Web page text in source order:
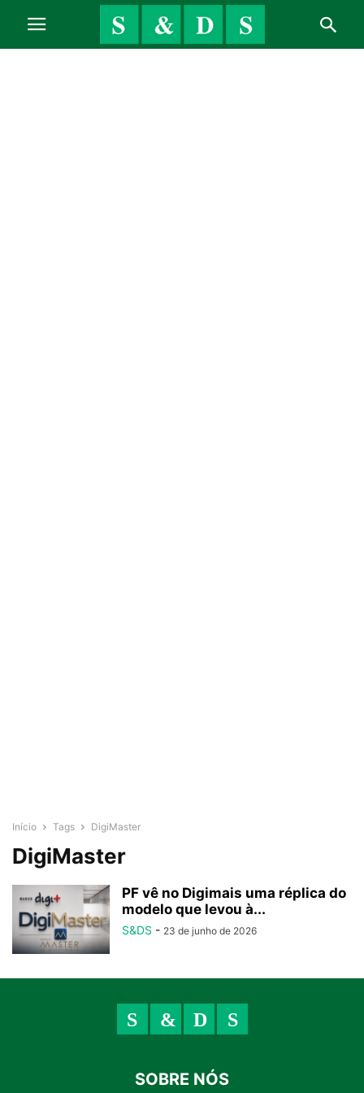
Início Tags DigiMaster
DigiMaster
PF vê no Digimais uma réplica do
modelo que levou à...
S&DS - 23 de junho de 2026
SOBRE NÓS